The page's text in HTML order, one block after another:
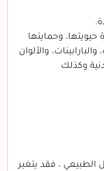
وحمايتها
والألوان
وكذلك
الطبيعي ، فقد يتغير